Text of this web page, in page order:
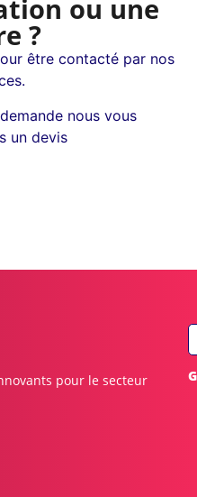
ou une
?
être contacté par nos
nous vous
un devis
pour le secteur